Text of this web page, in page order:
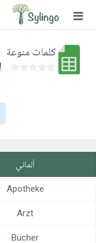
الصفحة الرئيسية
الأسئلة التعليمية
كلمات منوعة
ألماني
Apotheke
Arzt
Bücher